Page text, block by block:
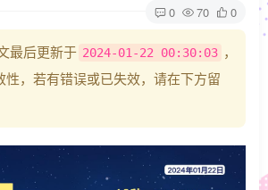
0 70 0
最后更新于 2024-01-22 00:30:03 ，
性，若有错误或已失效，请在下方留